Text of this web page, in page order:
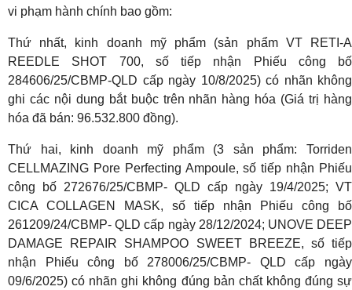
vi phạm hành chính bao gồm:
Thứ nhất, kinh doanh mỹ phẩm (sản phẩm VT RETI-A
REEDLE SHOT 700, số tiếp nhận Phiếu công bố
284606/25/CBMP-QLD cấp ngày 10/8/2025) có nhãn không
ghi các nội dung bắt buộc trên nhãn hàng hóa (Giá trị hàng
hóa đã bán: 96.532.800 đồng).
Thứ hai, kinh doanh mỹ phẩm (3 sản phẩm: Torriden
CELLMAZING Pore Perfecting Ampoule, số tiếp nhận Phiếu
công bố 272676/25/CBMP- QLD cấp ngày 19/4/2025; VT
CICA COLLAGEN MASK, số tiếp nhận Phiếu công bố
261209/24/CBMP- QLD cấp ngày 28/12/2024; UNOVE DEEP
DAMAGE REPAIR SHAMPOO SWEET BREEZE, số tiếp
nhận Phiếu công bố 278006/25/CBMP- QLD cấp ngày
09/6/2025) có nhãn ghi không đúng bản chất không đúng sự